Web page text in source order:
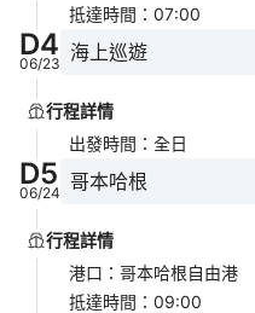
抵達時間 ： 07:00
D4
06/23 海上巡遊
行程詳情
出發時間 ： 全日
D5
06/24 哥本哈根
行程詳情
港口 ： 哥本哈根自由港
抵達時間 ： 09:00